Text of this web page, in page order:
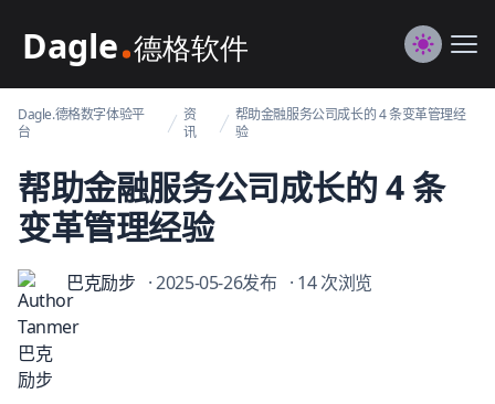
Dagle@数字体验管理
Switch
Dagle.德格数字体验平
台
资
讯
帮助金融服务公司成长的 4 条变革管理经
验
帮助金融服务公司成长的 4 条
变革管理经验
巴克励步 · 2025-05-26发布 · 14 次浏览